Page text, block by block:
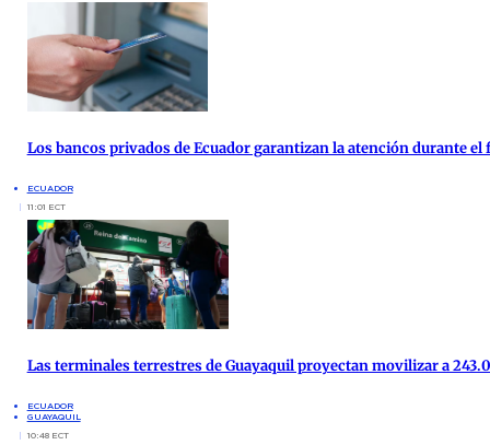
Los bancos privados de Ecuador garantizan la atención durante el
ECUADOR
11:01 ECT
Las terminales terrestres de Guayaquil proyectan movilizar a
ECUADOR
GUAYAQUIL
10:48 ECT